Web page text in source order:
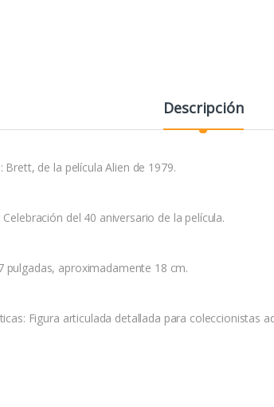
Descripción
Brett, de la película Alien de 1979.
Celebración del 40 aniversario de la película.
pulgadas, aproximadamente 18 cm.
Figura articulada detallada para coleccionistas